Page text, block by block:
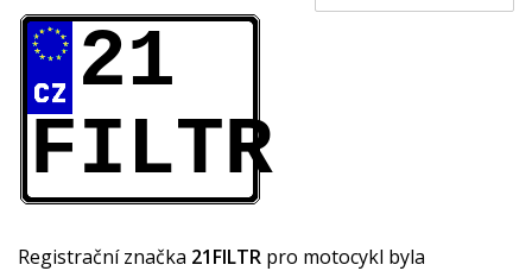
21
FILTR
Registrační značka 21FILTR pro motocykl byla